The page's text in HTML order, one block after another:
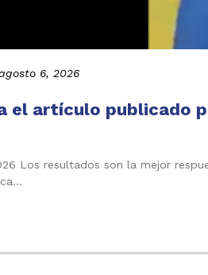
6, 2026
el artículo publicado
Los resultados son la mejor